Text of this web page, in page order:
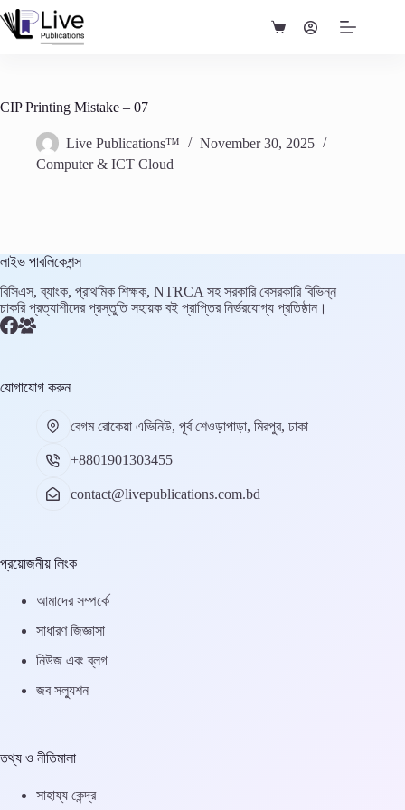
Skip
to
content
Shopping
CIP Printing Mistake – 07
Live Publications™
November 30, 2025
Computer & ICT Cloud
লাইভ পাবলিকেশন্স
বিসিএস, ব্যাংক, প্রাথমিক শিক্ষক, NTRCA সহ সরকারি বেসরকারি বিভিন্ন
চাকরি প্রত্যাশীদের প্রস্তুতি সহায়ক বই প্রাপ্তির নির্ভরযোগ্য প্রতিষ্ঠান।
যোগাযোগ করুন
বেগম রোকেয়া এভিনিউ, পূর্ব শেওড়াপাড়া, মিরপুর, ঢাকা
+8801901303455
contact@livepublications.com.bd
প্রয়োজনীয় লিংক
আমাদের সম্পর্কে
সাধারণ জিজ্ঞাসা
নিউজ এবং ব্লগ
জব সল্যুশন
তথ্য ও নীতিমালা
সাহায্য কেন্দ্র